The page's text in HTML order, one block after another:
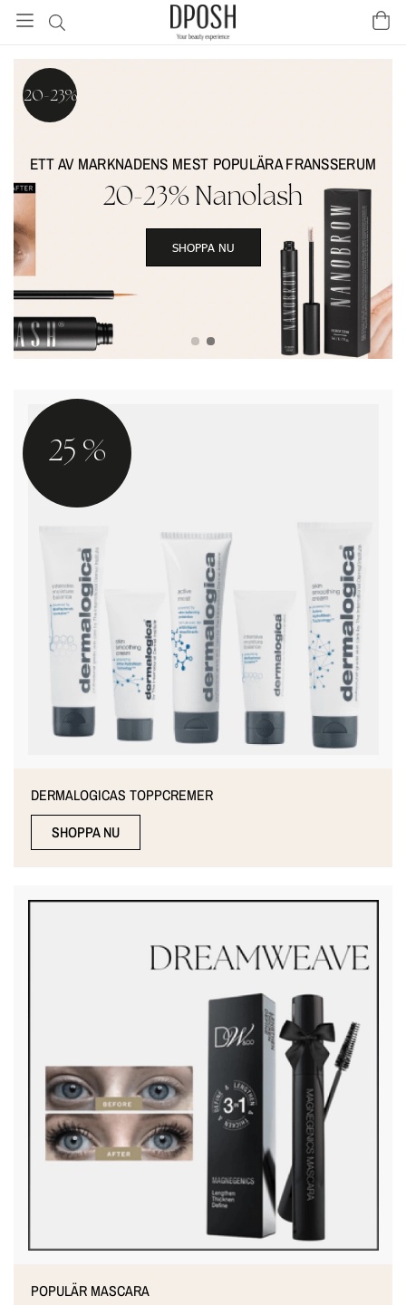
20-23%
ETT AV MARKNADENS MEST POPULÄRA FRANSSERUM
20-23% Nanolash
SHOPPA NU
25 %
DERMALOGICAS TOPPCREMER
SHOPPA NU
POPULÄR MASCARA